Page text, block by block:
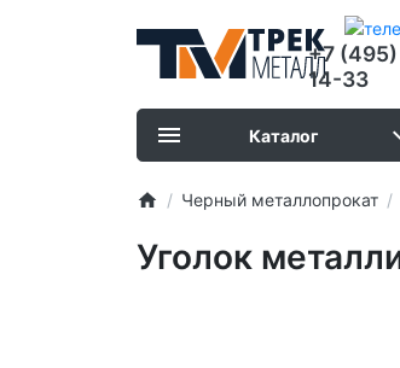
+7
14-33
Каталог
Черный металлопрокат
Уголок